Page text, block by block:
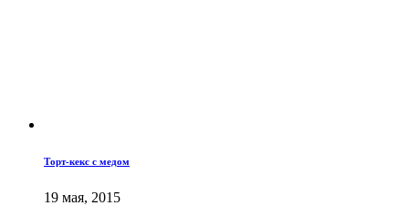
Торт-кекс с медом
19 мая, 2015